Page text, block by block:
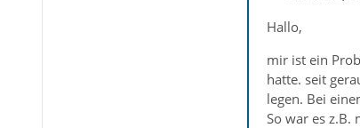
Hallo,
mir ist ein
hatte. seit
legen. Bei
So war es